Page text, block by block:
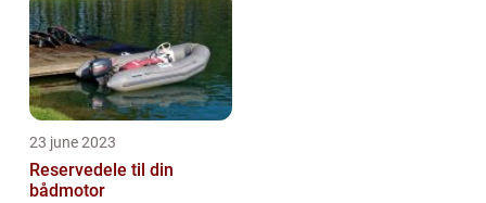
23 june 2023
Reservedele til din
bådmotor